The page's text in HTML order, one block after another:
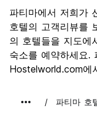
문화
나이트 라이프
가격 대비 만족도
파티마에서 저희가
호텔의 고객리뷰를
의 호텔들을 지도에
숙소를 예약하세요.
Hostelworld.com에
파티마 호